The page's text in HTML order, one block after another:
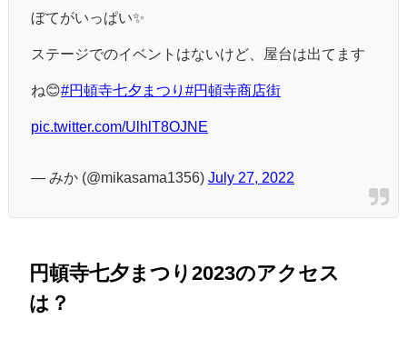
ぼてがいっぱい✨
ステージでのイベントはないけど、屋台は出てます
ね😊#円頓寺七夕まつり #円頓寺商店街
pic.twitter.com/UlhlT8OJNE
— みか (@mikasama1356) July 27, 2022
円頓寺七夕まつり2023のアクセス
は？